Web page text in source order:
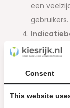
een
gebruikers.
kleur
het tijd is
helpt om
Consent
This website